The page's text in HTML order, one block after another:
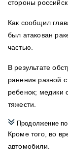
стороны
Как сообщил
был атакован
частью.
В результате
ранения разной
ребенок; медики
тяжести.
Продолжение
Кроме того, во
автомобили.